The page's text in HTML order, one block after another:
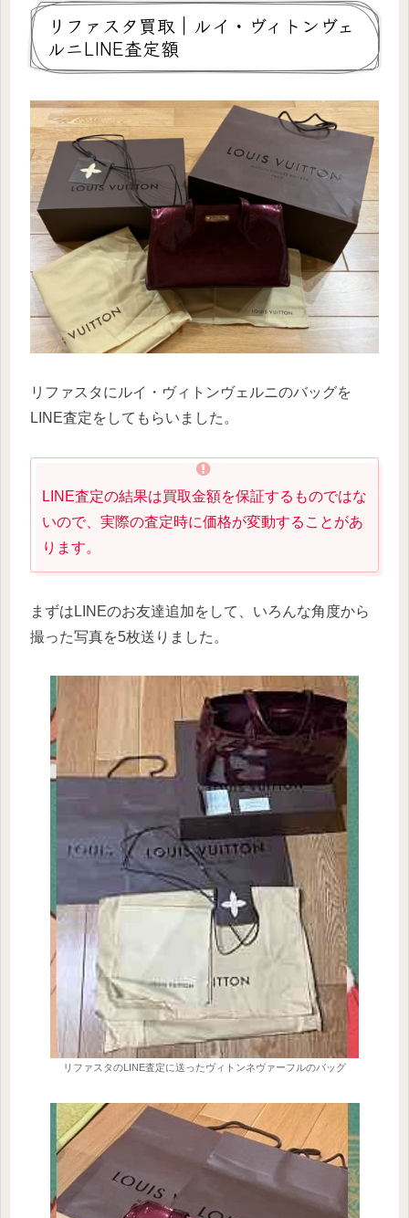
リファスタ買取｜ルイ・ヴィトンヴェ
ルニLINE査定額
リファスタにルイ・ヴィトンヴェルニのバッグを
LINE査定をしてもらいました。
LINE査定の結果は買取金額を保証するものではな
いので、実際の査定時に価格が変動することがあ
ります。
まずはLINEのお友達追加をして、いろんな角度から
撮った写真を5枚送りました。
リファスタのLINE査定に送ったヴィトンネヴァーフルのバッグ